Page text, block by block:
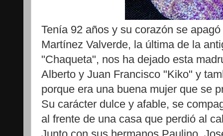
Tenía 92 años y su corazón se
Martínez Valverde, la última de la
"Chaqueta", nos ha dejado esta
Alberto y Juan Francisco "Kiko" y
porque era una buena mujer que se
Su carácter dulce y afable, se
al frente de una casa que perdió al